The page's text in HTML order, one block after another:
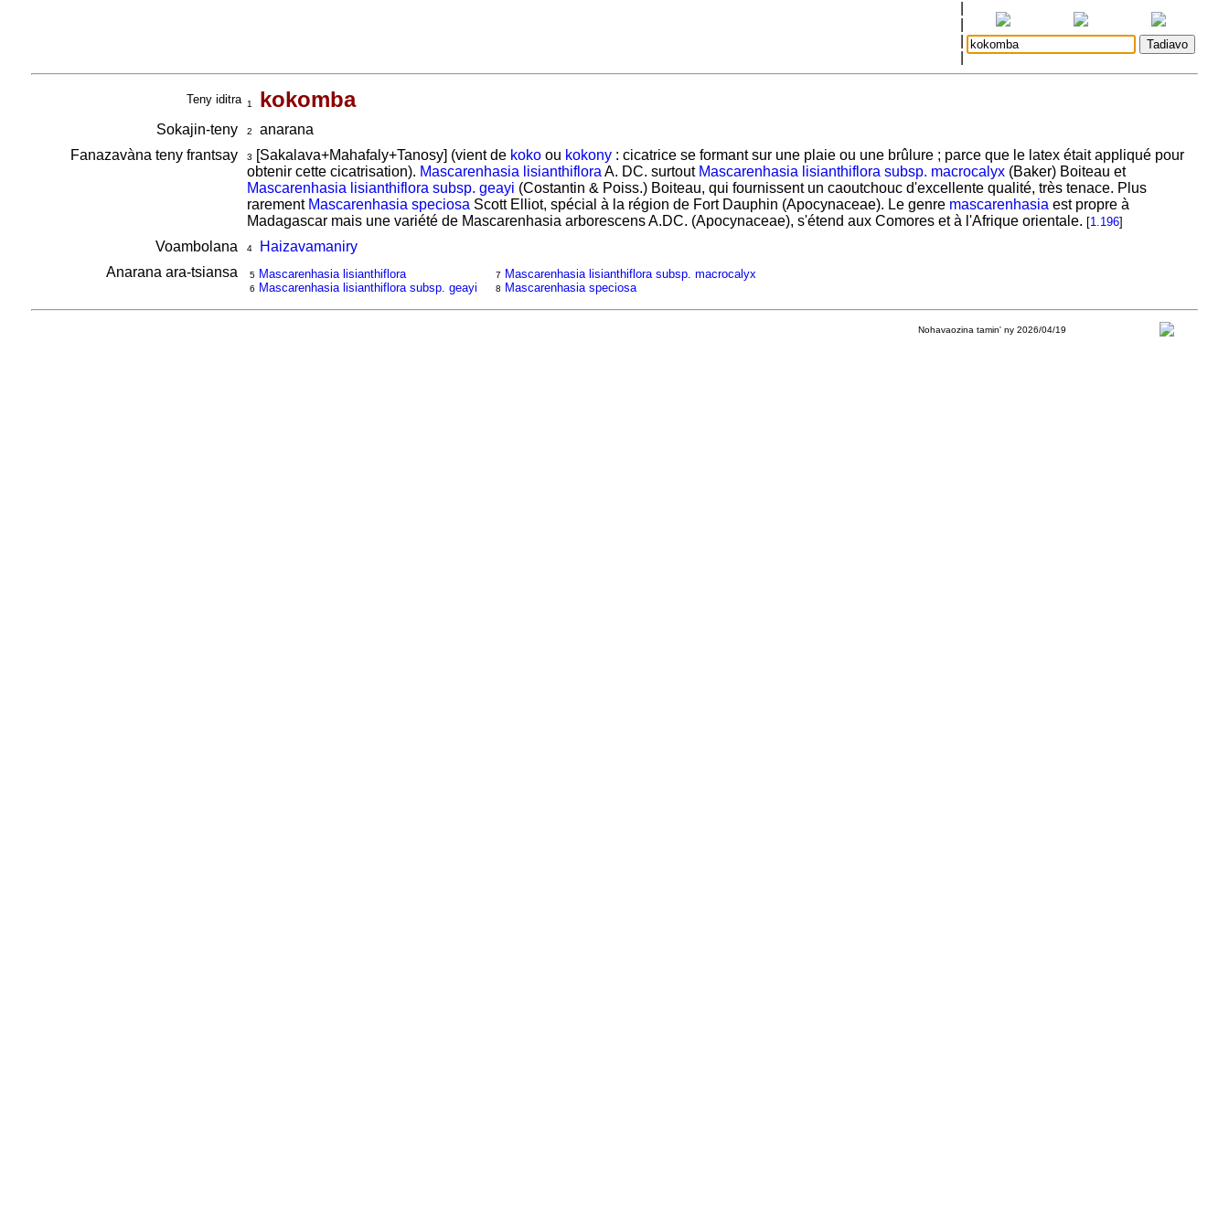
Teny iditra 1 kokomba
Sokajin-teny 2
anarana
Fanazavàna teny frantsay
3 [Sakalava+Mahafaly+Tanosy] (vient de kokoou kokony: cicatrice se formant sur une plaie ou une brûlure ; parce que le latex était appliqué pour
obtenir cette cicatrisation). Mascarenhasia lisianthiflora A. DC. surtout Mascarenhasia lisianthiflora subsp. macrocalyx(Baker) Boiteau et
Mascarenhasia lisianthiflora subsp. geayi (Costantin & Poiss.) Boiteau, qui fournissent un caoutchouc d'excellente qualité, très tenace. Plus
rarement Mascarenhasia speciosa Scott Elliot, spécial à la région de Fort Dauphin (Apocynaceae). Le genre mascarenhasia est propre à
Madagascar mais une variété de Mascarenhasia arborescens A.DC. (Apocynaceae), s'étend aux Comores et à l'Afrique orientale. [1.196]
Voambolana 4
Haizavamaniry
Anarana ara-tsiansa
5 Mascarenhasia lisianthiflora
6 Mascarenhasia lisianthiflora subsp. geayi
7 Mascarenhasia lisianthiflora subsp. macrocalyx
8 Mascarenhasia speciosa
Nohavaozina tamin' ny 2026/04/19